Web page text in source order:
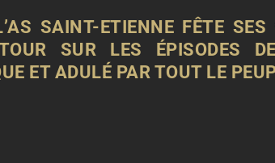
SAINT-ETIENNE FÊTE
SUR LES ÉPISODES
ET ADULÉ PAR TOUT LE